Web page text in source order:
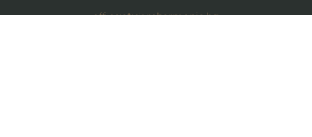
office:at:domharmonia.bg